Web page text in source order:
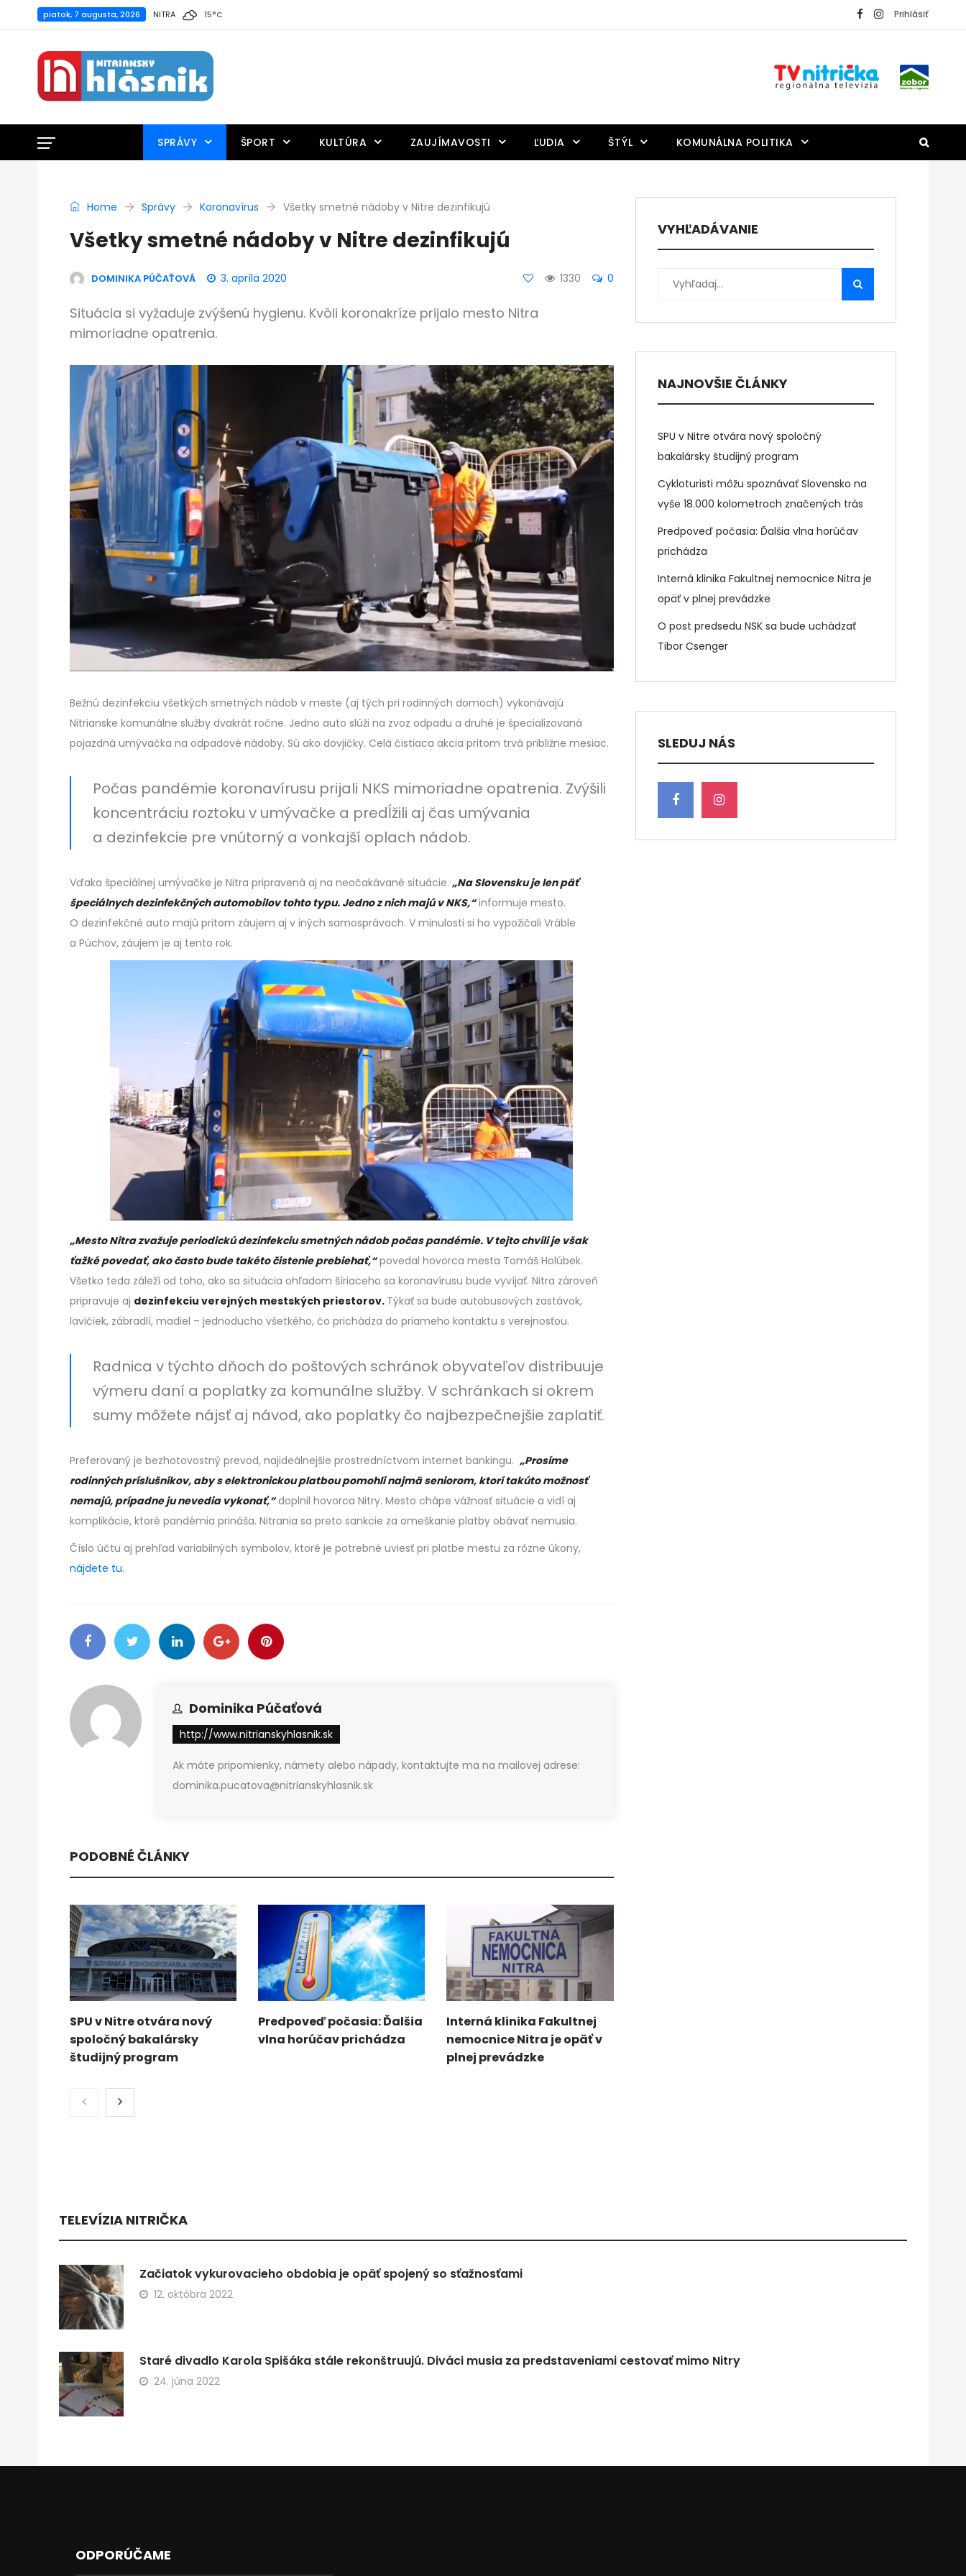
piatok, 7 augusta, 2026 NITRA 15°C Prihlásiť
SPRÁVY ŠPORT KULTÚRA ZAUJÍMAVOSTI ĽUDIA ŠTÝL KOMUNÁLNA POLITIKA
Home Správy Koronavírus Všetky smetné nádoby v Nitre dezinfikujú
Všetky smetné nádoby v Nitre dezinfikujú
DOMINIKA PÚČAŤOVÁ 3. apríla 2020 1330 0
Situácia si vyžaduje zvýšenú hygienu. Kvôli koronakríze prijalo mesto Nitra
mimoriadne opatrenia.
Bežnú dezinfekciu všetkých smetných nádob v meste (aj tých pri rodinných domoch) vykonávajú
Nitrianske komunálne služby dvakrát ročne. Jedno auto slúži na zvoz odpadu a druhé je špecializovaná
pojazdná umývačka na odpadové nádoby. Sú ako dovjičky. Celá čistiaca akcia pritom trvá približne mesiac.
Počas pandémie koronavírusu prijali NKS mimoriadne opatrenia. Zvýšili
koncentráciu roztoku v umývačke a predĺžili aj čas umývania
a dezinfekcie pre vnútorný a vonkajší oplach nádob.
Vďaka špeciálnej umývačke je Nitra pripravená aj na neočakávané situácie. „Na Slovensku je len päť
špeciálnych dezinfekčných automobilov tohto typu. Jedno z nich majú v NKS,“informuje mesto.
O dezinfekčné auto majú pritom záujem aj v iných samosprávach. V minulosti si ho vypožičali Vráble
a Púchov, záujem je aj tento rok.
„Mesto Nitra zvažuje periodickú dezinfekciu smetných nádob počas pandémie. V tejto chvíli je však
ťažké povedať, ako často bude takéto čistenie prebiehať,“povedal hovorca mesta Tomáš Holúbek.
Všetko teda záleží od toho, ako sa situácia ohľadom šíriaceho sa koronavírusu bude vyvíjať. Nitra zároveň
pripravuje aj dezinfekciu verejných mestských priestorov. Týkať sa bude autobusových zastávok,
lavičiek, zábradlí, madiel – jednoducho všetkého, čo prichádza do priameho kontaktu s verejnosťou.
Radnica v týchto dňoch do poštových schránok obyvateľov distribuuje
výmeru daní a poplatky za komunálne služby. V schránkach si okrem
sumy môžete nájsť aj návod, ako poplatky čo najbezpečnejšie zaplatiť.
Preferovaný je bezhotovostný prevod, najideálnejšie prostredníctvom internet bankingu. „Prosíme
rodinných príslušníkov, aby s elektronickou platbou pomohli najmä seniorom, ktorí takúto možnosť
nemajú, prípadne ju nevedia vykonať,“doplnil hovorca Nitry. Mesto chápe vážnosť situácie a vidí aj
komplikácie, ktoré pandémia prináša. Nitrania sa preto sankcie za omeškanie platby obávať nemusia.
Číslo účtu aj prehľad variabilných symbolov, ktoré je potrebné uviesť pri platbe mestu za rôzne úkony,
nájdete tu.
Dominika Púčaťová
http://www.nitrianskyhlasnik.sk
Ak máte pripomienky, námety alebo nápady, kontaktujte ma na mailovej adrese:
dominika.pucatova@nitrianskyhlasnik.sk
PODOBNÉ ČLÁNKY
SPU v Nitre otvára nový
spoločný bakalársky
študijný program
Predpoveď počasia: Ďalšia
vlna horúčav prichádza
Interná klinika Fakultnej
nemocnice Nitra je opäť v
plnej prevádzke
VYHĽADÁVANIE
NAJNOVŠIE ČLÁNKY
SPU v Nitre otvára nový spoločný
bakalársky študijný program
Cykloturisti môžu spoznávať Slovensko na
vyše 18.000 kolometroch značených trás
Predpoveď počasia: Ďalšia vlna horúčav
prichádza
Interná klinika Fakultnej nemocnice Nitra je
opäť v plnej prevádzke
O post predsedu NSK sa bude uchádzať
Tibor Csenger
SLEDUJ NÁS
TELEVÍZIA NITRIČKA
Začiatok vykurovacieho obdobia je opäť spojený so sťažnosťami
12. októbra 2022
Staré divadlo Karola Spišáka stále rekonštruujú. Diváci musia za predstaveniami cestovať mimo Nitry
24. júna 2022
ODPORÚČAME